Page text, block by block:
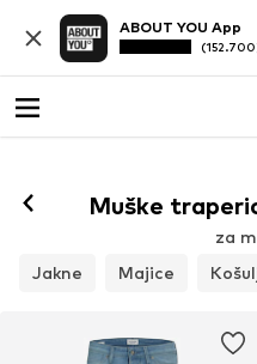
ABOUT YOU App
Muške
za
Jakne
Majice